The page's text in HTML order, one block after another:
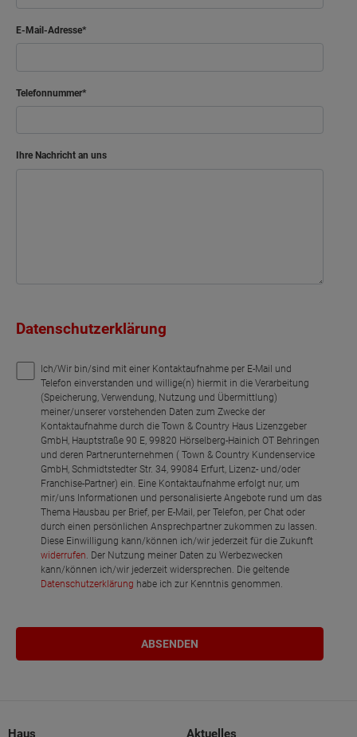
E-Mail-Adresse
Telefonnummer
Ihre Nachricht an uns
Datenschutzerklärung
Ich/Wir bin/sind mit einer Kontaktaufnahme per E-Mail und
Telefon einverstanden und willige(n) hiermit in die Verarbeitung
(Speicherung, Verwendung, Nutzung und Übermittlung)
meiner/unserer vorstehenden Daten zum Zwecke der
Kontaktaufnahme durch die Town & Country Haus Lizenzgeber
GmbH, Hauptstraße 90 E, 99820 Hörselberg-Hainich OT Behringen
und deren Partnerunternehmen ( Town & Country Kundenservice
GmbH, Schmidtstedter Str. 34, 99084 Erfurt, Lizenz- und/oder
Franchise-Partner) ein. Eine Kontaktaufnahme erfolgt nur, um
mir/uns Informationen und personalisierte Angebote rund um das
Thema Hausbau per Brief, per E-Mail, per Telefon, per Chat oder
durch einen persönlichen Ansprechpartner zukommen zu lassen.
Diese Einwilligung kann/können ich/wir jederzeit für die Zukunft
widerrufen. Der Nutzung meiner Daten zu Werbezwecken
kann/können ich/wir jederzeit widersprechen. Die geltende
Datenschutzerklärung habe ich zur Kenntnis genommen.
Haus Aktuelles